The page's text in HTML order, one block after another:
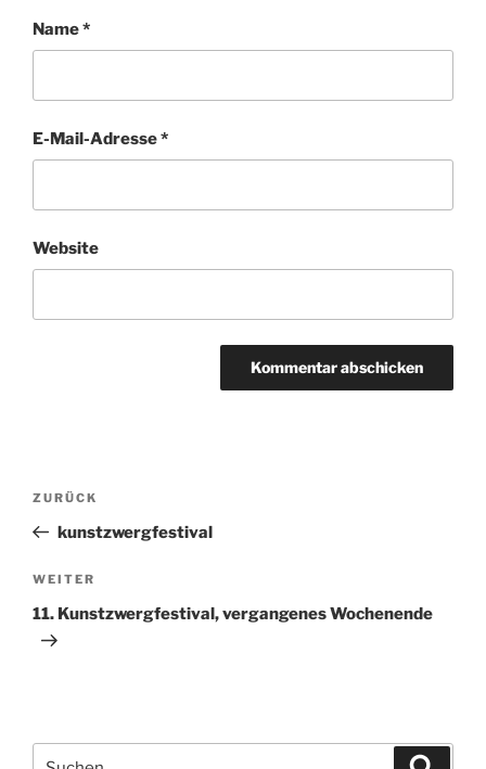
Name*
E-Mail-Adresse*
Website
Beitragsnavigation
Vorheriger
Beitrag
ZURÜCK
kunstzwergfestival
Nächster
Beitrag
WEITER
11. Kunstzwergfestival, vergangenes Wochenende
Suchen